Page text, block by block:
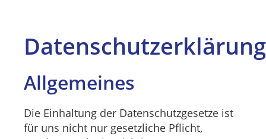
Datenschutzerklärung
Allgemeines
Die Einhaltung der Datenschutzgesetze ist
für uns nicht nur gesetzliche Pflicht,